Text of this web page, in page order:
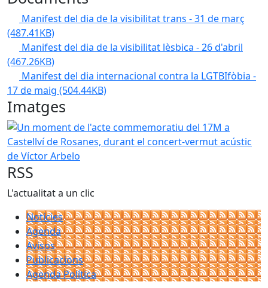
Manifest del dia de la visibilitat trans - 31 de març
(487.41KB)
Manifest del dia de la visibilitat lèsbica - 26 d'abril
(467.26KB)
Manifest del dia internacional contra la LGTBIfòbia -
17 de maig (504.44KB)
Imatges
Un moment de l'acte commemoratiu del 17M a Castellví
RSS
L'actualitat a un clic
Notícies
Agenda
Avisos
Publicacions
Agenda Política